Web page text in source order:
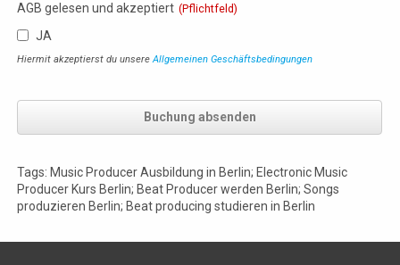
AGB gelesen und akzeptiert (Pflichtfeld)
JA
Hiermit akzeptierst du unsereAllgemeinen Geschäftsbedingungen
Buchung absenden
Tags: Music Producer Ausbildung in Berlin; Electronic Music
Producer Kurs Berlin; Beat Producer werden Berlin; Songs
produzieren Berlin; Beat producing studieren in Berlin